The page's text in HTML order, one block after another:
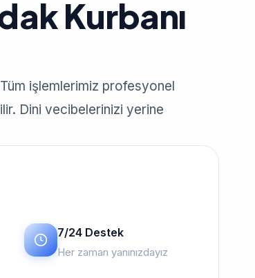
Kurbanı
işlemlerimiz profesyonel
Dini vecibelerinizi yerine
7/24 Destek
Her zaman yanınızdayız